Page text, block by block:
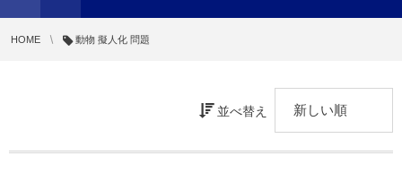
HOME 動物 擬人化 問題
並べ替え